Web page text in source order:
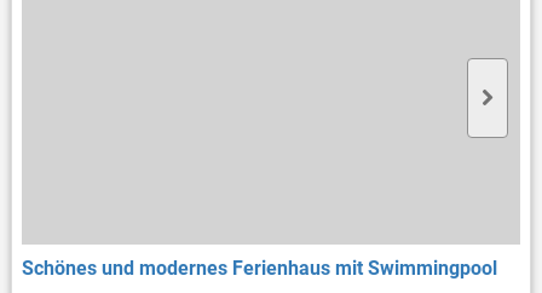
Schönes und modernes Ferienhaus mit Swimmingpool